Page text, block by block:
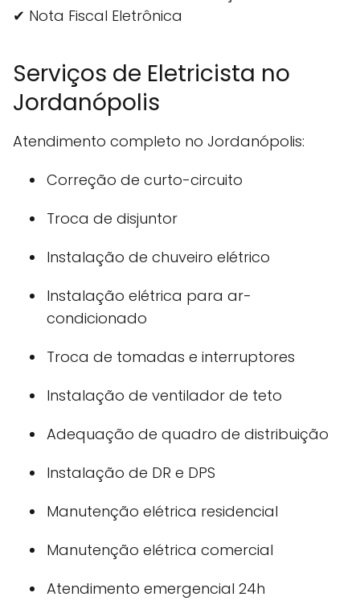
✔ Nota Fiscal Eletrônica
Serviços de Eletricista no
Jordanópolis
Atendimento completo no Jordanópolis:
Correção de curto-circuito
Troca de disjuntor
Instalação de chuveiro elétrico
Instalação elétrica para ar-
condicionado
Troca de tomadas e interruptores
Instalação de ventilador de teto
Adequação de quadro de distribuição
Instalação de DR e DPS
Manutenção elétrica residencial
Manutenção elétrica comercial
Atendimento emergencial 24h